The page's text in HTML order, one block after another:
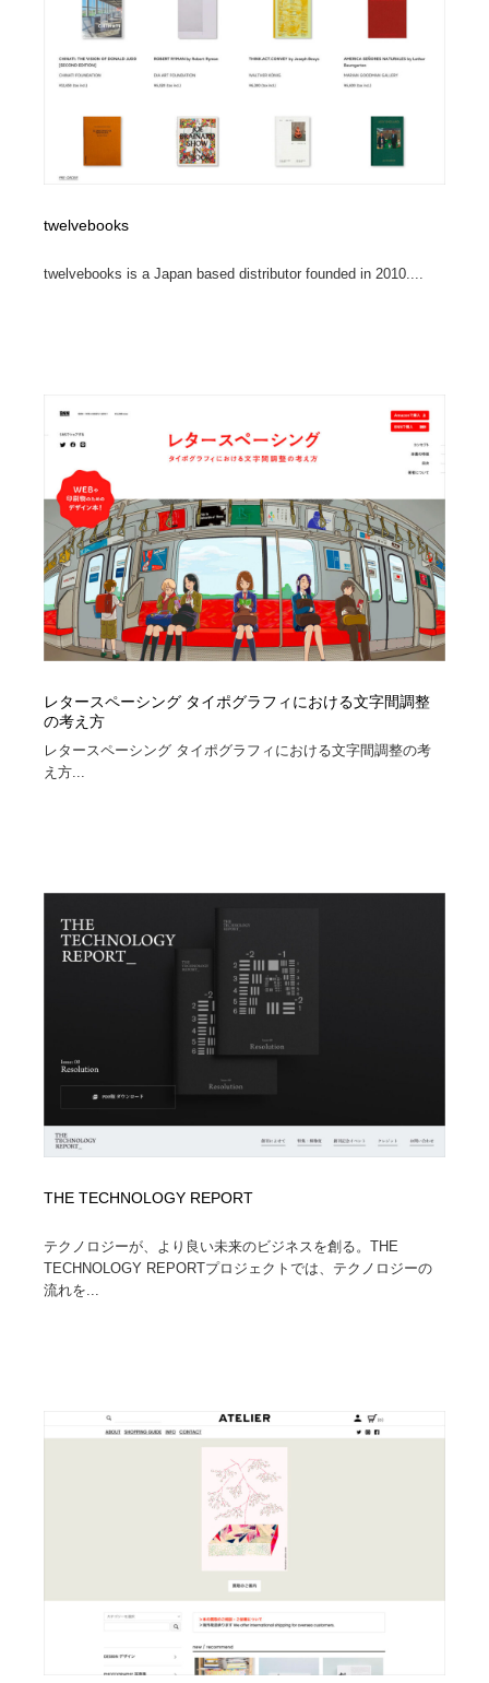
twelvebooks
twelvebooks is a Japan based distributor founded in 2010....
レタースペーシング タイポグラフィにおける文字間調整
の考え方
レタースペーシング タイポグラフィにおける文字間調整の考
え方...
THE TECHNOLOGY REPORT
テクノロジーが、より良い未来のビジネスを創る。THE
TECHNOLOGY REPORTプロジェクトでは、テクノロジーの
流れを...